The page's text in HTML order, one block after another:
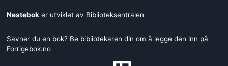
Nestebok er utviklet av Biblioteksentralen
Savner du en bok? Be bibliotekaren din om å legge den inn på
Forrigebok.no